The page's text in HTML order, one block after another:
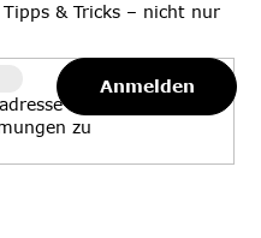
& Tricks – nicht nur
stimmen Sie
zu
Anmelden